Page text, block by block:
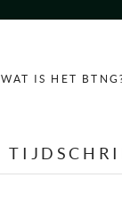
WAT IS HET